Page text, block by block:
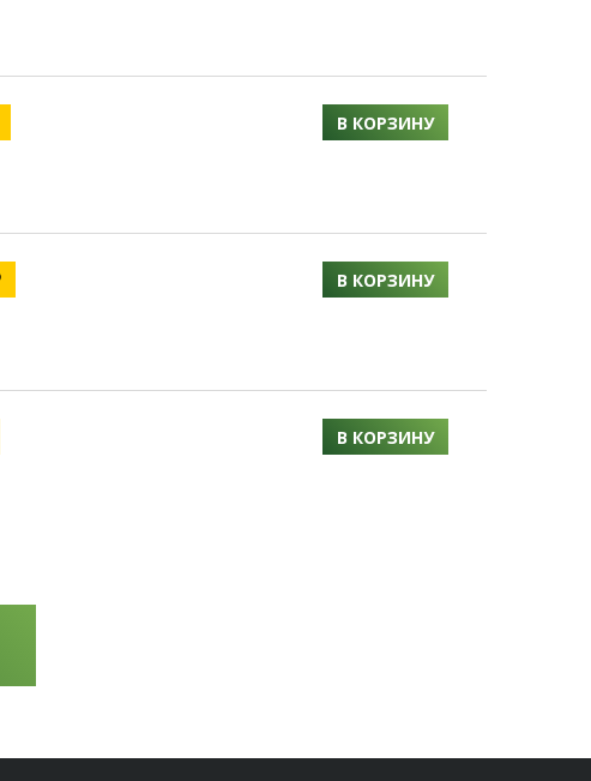
В КОРЗИНУ
В КОРЗИНУ
В КОРЗИНУ